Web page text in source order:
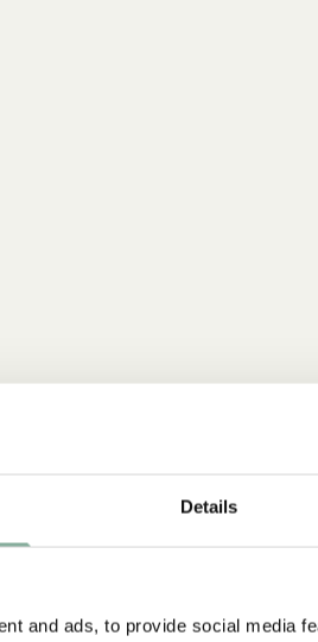
Details
and ads, to provide social media